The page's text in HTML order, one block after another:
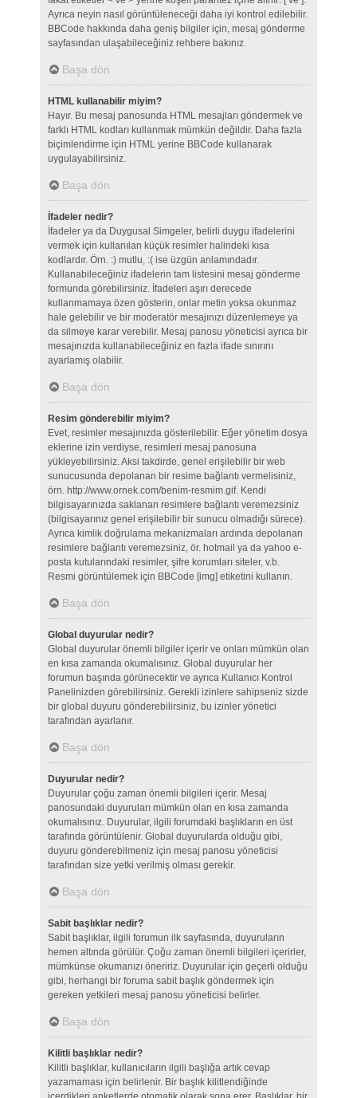
Ayrıca neyin nasıl görüntüleneceği daha iyi kontrol edilebilir.
BBCode hakkında daha geniş bilgiler için, mesaj gönderme
sayfasından ulaşabileceğiniz rehbere bakınız.
Başa dön
HTML kullanabilir miyim?
Hayır. Bu mesaj panosunda HTML mesajları göndermek ve
farklı HTML kodları kullanmak mümkün değildir. Daha fazla
biçimlendirme için HTML yerine BBCode kullanarak
uygulayabilirsiniz.
Başa dön
İfadeler nedir?
İfadeler ya da Duygusal Simgeler, belirli duygu ifadelerini
vermek için kullanılan küçük resimler halindeki kısa
kodlardır. Örn. :) mutlu, :( ise üzgün anlamındadır.
Kullanabileceğiniz ifadelerin tam listesini mesaj gönderme
formunda görebilirsiniz. İfadeleri aşırı derecede
kullanmamaya özen gösterin, onlar metin yoksa okunmaz
hale gelebilir ve bir moderatör mesajınızı düzenlemeye ya
da silmeye karar verebilir. Mesaj panosu yöneticisi ayrıca bir
mesajınızda kullanabileceğiniz en fazla ifade sınırını
ayarlamış olabilir.
Başa dön
Resim gönderebilir miyim?
Evet, resimler mesajınızda gösterilebilir. Eğer yönetim dosya
eklerine izin verdiyse, resimleri mesaj panosuna
yükleyebilirsiniz. Aksi takdirde, genel erişilebilir bir web
sunucusunda depolanan bir resime bağlantı vermelisiniz,
örn. http://www.ornek.com/benim-resmim.gif. Kendi
bilgisayarınızda saklanan resimlere bağlantı veremezsiniz
(bilgisayarınız genel erişilebilir bir sunucu olmadığı sürece).
Ayrıca kimlik doğrulama mekanizmaları ardında depolanan
resimlere bağlantı veremezsiniz, ör. hotmail ya da yahoo e-
posta kutularındaki resimler, şifre korumları siteler, v.b.
Resmi görüntülemek için BBCode [img] etiketini kullanın.
Başa dön
Global duyurular nedir?
Global duyurular önemli bilgiler içerir ve onları mümkün olan
en kısa zamanda okumalısınız. Global duyurular her
forumun başında görünecektir ve ayrıca Kullanıcı Kontrol
Panelinizden görebilirsiniz. Gerekli izinlere sahipseniz sizde
bir global duyuru gönderebilirsiniz, bu izinler yönetici
tarafından ayarlanır.
Başa dön
Duyurular nedir?
Duyurular çoğu zaman önemli bilgileri içerir. Mesaj
panosundaki duyuruları mümkün olan en kısa zamanda
okumalısınız. Duyurular, ilgili forumdaki başlıkların en üst
tarafında görüntülenir. Global duyurularda olduğu gibi,
duyuru gönderebilmeniz için mesaj panosu yöneticisi
tarafından size yetki verilmiş olması gerekir.
Başa dön
Sabit başlıklar nedir?
Sabit başlıklar, ilgili forumun ilk sayfasında, duyuruların
hemen altında görülür. Çoğu zaman önemli bilgileri içerirler,
mümkünse okumanızı öneririz. Duyurular için geçerli olduğu
gibi, herhangi bir foruma sabit başlık göndermek için
gereken yetkileri mesaj panosu yöneticisi belirler.
Başa dön
Kilitli başlıklar nedir?
Kilitli başlıklar, kullanıcıların ilgili başlığa artık cevap
yazamaması için belirlenir. Bir başlık kilitlendiğinde